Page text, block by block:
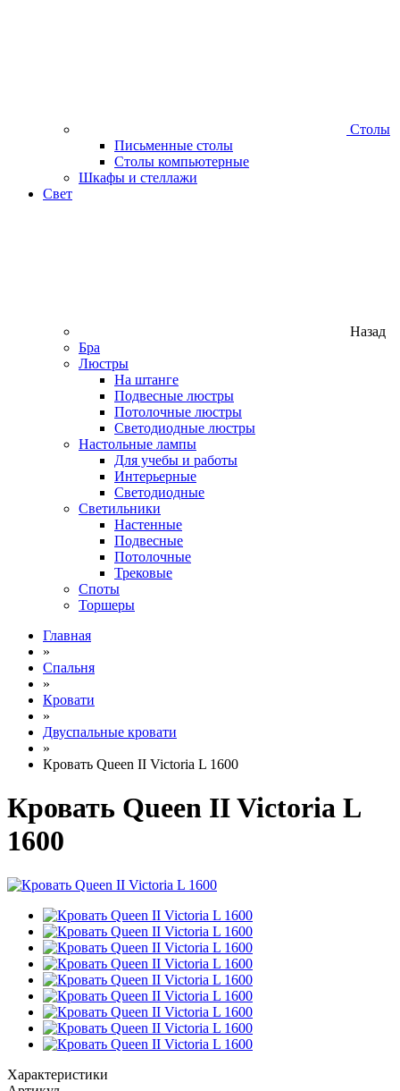
Столы
Письменные столы
Столы компьютерные
Шкафы и стеллажи
Свет
Назад
Бра
Люстры
На штанге
Подвесные люстры
Потолочные люстры
Светодиодные люстры
Настольные лампы
Для учебы и работы
Интерьерные
Светодиодные
Светильники
Настенные
Подвесные
Потолочные
Трековые
Споты
Торшеры
Главная
»
Спальня
»
Кровати
»
Двуспальные кровати
»
Кровать Queen II Victoria L 1600
Кровать Queen II Victoria L
1600
Характеристики